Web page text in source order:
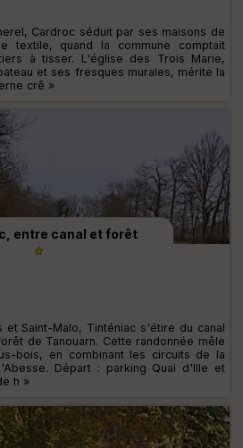
Cardroc séduit par ses maisons de
textile, quand la commune comptait
à tisser. L'église des Trois Marie,
et ses fresques murales, mérite la
crê »
entre canal et forêt
et Saint-Malo, Tinténiac s'étire du canal
de Tanouarn. Cette randonnée mêle
bois, en combinant les circuits de la
Départ : parking Quai d'Ille et
h »